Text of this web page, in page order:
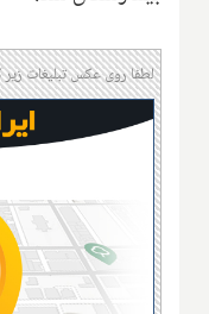
لطفا روی عکس تبلیغات زیر